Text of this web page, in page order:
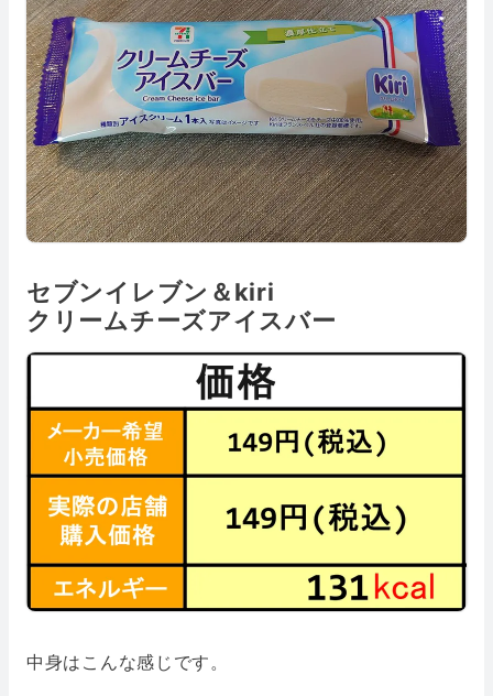
セブンイレブン＆kiri
クリームチーズアイスバー
中身はこんな感じです。